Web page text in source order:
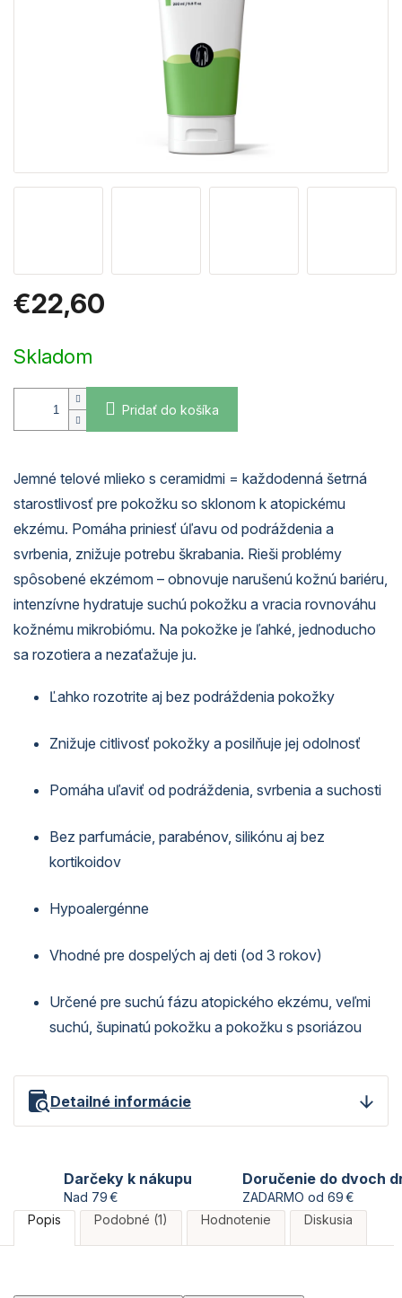
€22,60
cena:
Skladom
Pridať do košíka
Jemné telové mlieko s ceramidmi = každodenná šetrná
starostlivosť pre pokožku so sklonom k atopickému
ekzému. Pomáha priniesť úľavu od podráždenia a
svrbenia, znižuje potrebu škrabania. Rieši problémy
spôsobené ekzémom – obnovuje narušenú kožnú bariéru,
intenzívne hydratuje suchú pokožku a vracia rovnováhu
kožnému mikrobiómu. Na pokožke je ľahké, jednoducho
sa rozotiera a nezaťažuje ju.
Ľahko rozotrite aj bez podráždenia pokožky
Znižuje citlivosť pokožky a posilňuje jej odolnosť
Pomáha uľaviť od podráždenia, svrbenia a suchosti
Bez parfumácie, parabénov, silikónu aj bez
kortikoidov
Hypoalergénne
Vhodné pre dospelých aj deti (od 3 rokov)
Určené pre suchú fázu atopického ekzému, veľmi
suchú, šupinatú pokožku a pokožku s psoriázou
Detailné informácie
Darčeky k nákupu
Nad 79 €
Doručenie do dvoch
ZADARMO od 69 €
Popis
Podobné (1) Hodnotenie Diskusia